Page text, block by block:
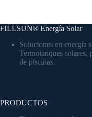
FILLSUN® Energía Solar
Soluciones en energía
Termotanques solares,
de piscinas.
PRODUCTOS